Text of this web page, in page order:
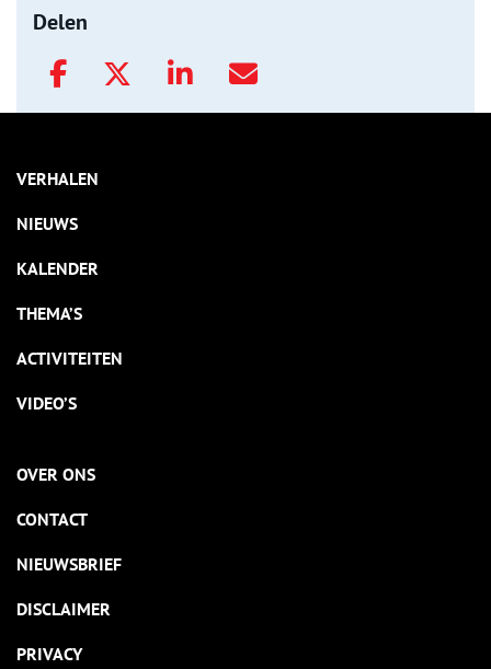
Delen
VERHALEN
NIEUWS
KALENDER
THEMA’S
ACTIVITEITEN
VIDEO’S
OVER ONS
CONTACT
NIEUWSBRIEF
DISCLAIMER
PRIVACY